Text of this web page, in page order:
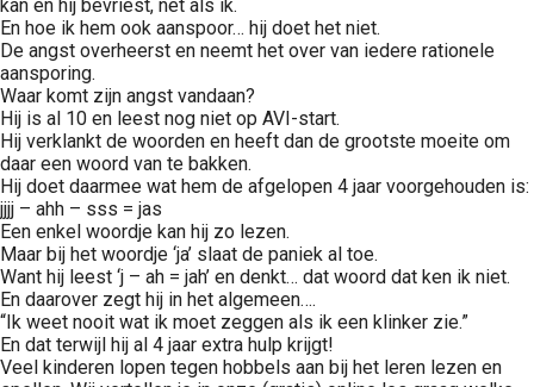
kan en hij bevriest, net als ik.
En hoe ik hem ook aanspoor… hij doet het niet.
De angst overheerst en neemt het over van iedere rationele
aansporing.
Waar komt zijn angst vandaan?
Hij is al 10 en leest nog niet op AVI-start.
Hij verklankt de woorden en heeft dan de grootste moeite om
daar een woord van te bakken.
Hij doet daarmee wat hem de afgelopen 4 jaar voorgehouden is:
jjjj – ahh – sss = jas
Een enkel woordje kan hij zo lezen.
Maar bij het woordje ‘ja’ slaat de paniek al toe.
Want hij leest ‘j – ah = jah’ en denkt… dat woord dat ken ik niet.
En daarover zegt hij in het algemeen….
“Ik weet nooit wat ik moet zeggen als ik een klinker zie.”
En dat terwijl hij al 4 jaar extra hulp krijgt!
Veel kinderen lopen tegen hobbels aan bij het leren lezen en
van